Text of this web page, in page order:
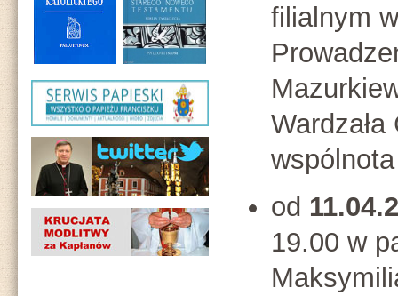
filialnym
od
19.00 w